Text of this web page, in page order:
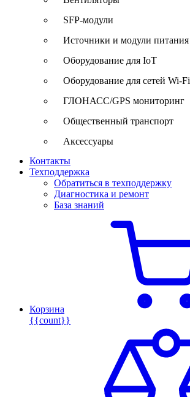
SFP-модули
Источники и модули питания
Оборудование для IoT
Оборудование для сетей Wi-Fi
ГЛОНАСС/GPS мониторинг
Общественный транспорт
Аксессуары
Контакты
Техподдержка
Обратиться в техподдержку
Диагностика и ремонт
База знаний
Корзина
{{count}}